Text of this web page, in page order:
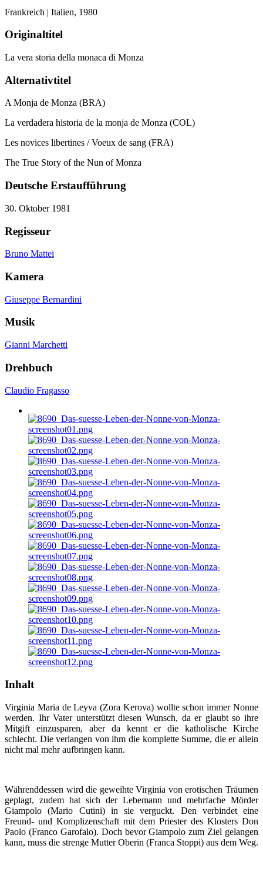
Frankreich | Italien, 1980
Originaltitel
La vera storia della monaca di Monza
Alternativtitel
A Monja de Monza (BRA)
La verdadera historia de la monja de Monza (COL)
Les novices libertines / Voeux de sang (FRA)
The True Story of the Nun of Monza
Deutsche Erstaufführung
30. Oktober 1981
Regisseur
Bruno Mattei
Kamera
Giuseppe Bernardini
Musik
Gianni Marchetti
Drehbuch
Claudio Fragasso
Inhalt
Virginia Maria de Leyva (Zora Kerova) wollte schon immer Nonne
werden. Ihr Vater unterstützt diesen Wunsch, da er glaubt so ihre
Mitgift einzusparen, aber da kennt er die katholische Kirche
schlecht. Die verlangen von ihm die komplette Summe, die er allein
nicht mal mehr aufbringen kann.
Währenddessen wird die geweihte Virginia von erotischen Träumen
geplagt, zudem hat sich der Lebemann und mehrfache Mörder
Giampolo (Mario Cutini) in sie verguckt. Den verbindet eine
Freund- und Komplizenschaft mit dem Priester des Klosters Don
Paolo (Franco Garofalo). Doch bevor Giampolo zum Ziel gelangen
kann, muss die strenge Mutter Oberin (Franca Stoppi) aus dem Weg.